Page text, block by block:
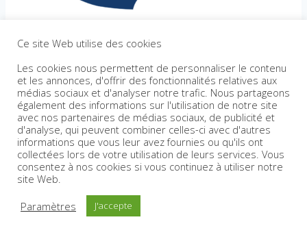
Ce site Web utilise des cookies
Les cookies nous permettent de personnaliser le contenu
et les annonces, d'offrir des fonctionnalités relatives aux
médias sociaux et d'analyser notre trafic. Nous partageons
également des informations sur l'utilisation de notre site
avec nos partenaires de médias sociaux, de publicité et
d'analyse, qui peuvent combiner celles-ci avec d'autres
informations que vous leur avez fournies ou qu'ils ont
collectées lors de votre utilisation de leurs services. Vous
consentez à nos cookies si vous continuez à utiliser notre
site Web.
Paramètres
J'accepte